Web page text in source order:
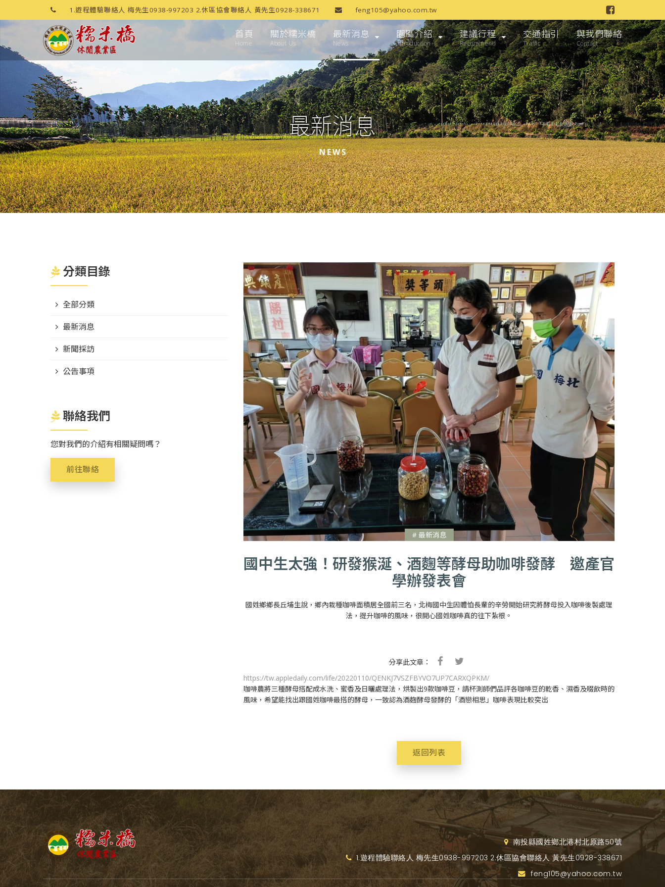
1.遊程體驗聯絡人 梅先生0938-997203 2.休區協會聯絡人 黃先生0928-338671 feng105@yahoo.com.tw
首頁
Home
關於糯米橋
About Us
最新消息
News
園區介紹
Introduction
建議行程
Recommend
交通指引
Traffic
與我們聯絡
Contact
最新消息
NEWS
# 最新消息
國中生太強！研發猴涎、酒麴等酵母助咖啡發酵 邀產官
學辦發表會
國姓鄉鄉長丘埔生說，鄉內栽種咖啡面積居全國前三名，北梅國中生因體恤長輩的辛勞開始研究將酵母投入咖啡後製處理
法，提升咖啡的風味，很開心國姓咖啡真的往下紮根。
分享此文章：
https://tw.appledaily.com/life/20220110/QENKJ7VSZFBYVO7UP7CARXQPKM/
咖啡農將三種酵母搭配成水洗、蜜香及日曬處理法，烘製出9款咖啡豆，請杯測師們品評各咖啡豆的乾香、濕香及啜飲時的
風味，希望能找出跟國姓咖啡最搭的酵母，一致認為酒麴酵母發酵的「酒戀相思」咖啡表現比較突出
返回列表
分類目錄
全部分類
最新消息
新聞採訪
公告事項
聯絡我們
您對我們的介紹有相關疑問嗎？
前往聯絡
南投縣國姓鄉北港村北原路50號
1.遊程體驗聯絡人 梅先生0938-997203 2.休區協會聯絡人 黃先生0928-338671
feng105@yahoo.com.tw